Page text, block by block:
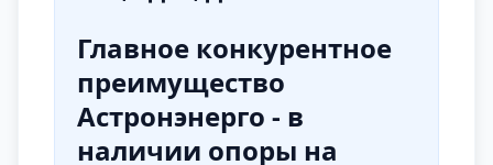
Главное конкурентное
преимущество
Астронэнерго - в
наличии опоры на